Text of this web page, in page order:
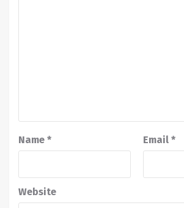
Name * Email *
Website